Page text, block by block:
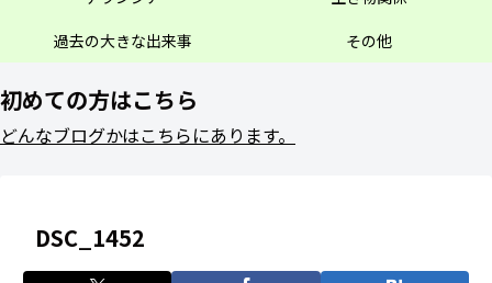
過去の大きな出来事
その他
初めての方はこちら
どんなブログかはこちらにあります。
DSC_1452